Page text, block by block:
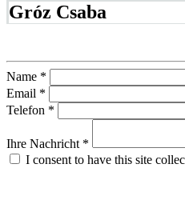
Gróz Csaba
Name *
Email *
Telefon *
Ihre Nachricht *
I consent to have this site